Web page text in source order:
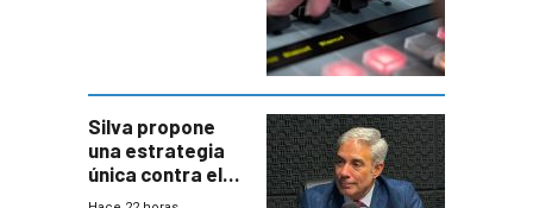
Silva propone
una estrategia
única contra el
narcotráfico y